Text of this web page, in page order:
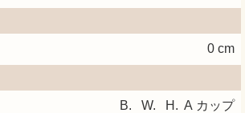
0 cm
B. W. H. A カップ